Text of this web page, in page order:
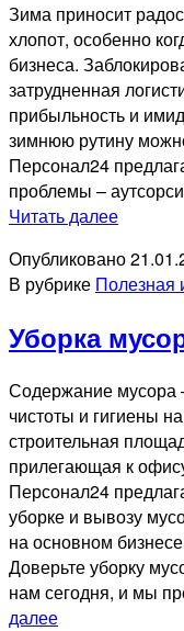
Зима приносит
хлопот, особенно
бизнеса.
затрудненная
прибыльность и
зимнюю рутину
Персонал24
проблемы –
Читать далееУборка
Опубликовано
В рубрике Полезная
Уборка
Содержание мусора
чистоты и гигиены
строительная
прилегающая к
Персонал24
уборке и вывозу
на основном
Доверьте уборку
нам сегодня, и мы
далееУборка